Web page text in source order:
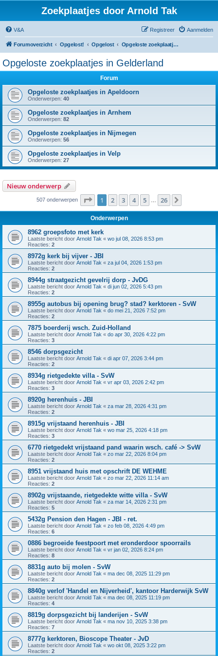
Zoekplaatjes door Arnold Tak
V&A Aanmelden
Registreer
Forumoverzicht Opgelost! Opgelost Opgeloste zoekplaatjes in Gelderland
Opgeloste zoekplaatjes in Gelderland
Forum
Opgeloste zoekplaatjes in Apeldoorn
Onderwerpen: 40
Opgeloste zoekplaatjes in Arnhem
Onderwerpen: 82
Opgeloste zoekplaatjes in Nijmegen
Onderwerpen: 56
Opgeloste zoekplaatjes in Velp
Onderwerpen: 27
Nieuw onderwerp
507 onderwerpen Pagina van 26
1 2 3 4 5 26
Onderwerpen
8962 groepsfoto met kerk
Laatste bericht door Arnold Tak « wo jul 08, 2026 8:53 pm
Reacties: 2
8972g kerk bij vijver - JBI
Laatste bericht door Arnold Tak « za jul 04, 2026 1:53 pm
Reacties: 2
8944g straatgezicht gevelrij dorp - JvDG
Laatste bericht door Arnold Tak « di jun 02, 2026 5:43 pm
Reacties: 2
8955g autobus bij opening brug? stad? kerktoren - SvW
Laatste bericht door Arnold Tak « do mei 21, 2026 7:52 pm
Reacties: 2
7875 boerderij wsch. Zuid-Holland
Laatste bericht door Arnold Tak « do apr 30, 2026 4:22 pm
Reacties: 3
8546 dorpsgezicht
Laatste bericht door Arnold Tak « di apr 07, 2026 3:44 pm
Reacties: 2
8934g rietgedekte villa - SvW
Laatste bericht door Arnold Tak « vr apr 03, 2026 2:42 pm
Reacties: 3
8920g herenhuis - JBI
Laatste bericht door Arnold Tak « za mar 28, 2026 4:31 pm
Reacties: 2
8915g vrijstaand herenhuis - JBI
Laatste bericht door Arnold Tak « wo mar 25, 2026 4:18 pm
Reacties: 3
6770 rietgedekt vrijstaand pand waarin wsch. café -> SvW
Laatste bericht door Arnold Tak « zo mar 22, 2026 8:04 pm
Reacties: 2
8951 vrijstaand huis met opschrift DE WEHME
Laatste bericht door Arnold Tak « zo mar 22, 2026 11:14 am
Reacties: 2
8902g vrijstaande, rietgedekte witte villa - SvW
Laatste bericht door Arnold Tak « za mar 14, 2026 2:31 pm
Reacties: 5
5432g Pension den Hagen - JBI - ret.
Laatste bericht door Arnold Tak « zo feb 08, 2026 4:49 pm
Reacties: 6
0886 begroeide feestpoort met eronderdoor spoorrails
Laatste bericht door Arnold Tak « vr jan 02, 2026 8:24 pm
Reacties: 8
8831g auto bij molen - SvW
Laatste bericht door Arnold Tak « ma dec 08, 2025 11:29 pm
Reacties: 2
8840g verlof 'Handel en Nijverheid', kantoor Harderwijk SvW
Laatste bericht door Arnold Tak « ma dec 08, 2025 11:19 pm
Reacties: 4
8819g dorpsgezicht bij landerijen - SvW
Laatste bericht door Arnold Tak « ma nov 10, 2025 3:38 pm
Reacties: 7
8777g kerktoren, Bioscope Theater - JvD
Laatste bericht door Arnold Tak « wo okt 08, 2025 3:22 pm
Reacties: 2